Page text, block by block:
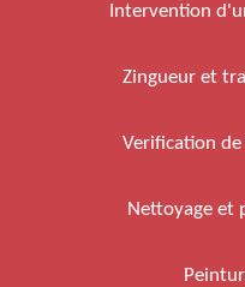
Intervention
Zingueur et
Verification
Nettoyage et